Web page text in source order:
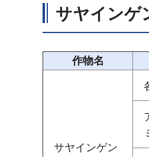
サヤインゲ
作物名
サヤインゲン